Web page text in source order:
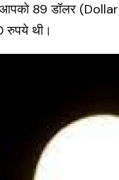
89 डॉलर
रुपये थी।